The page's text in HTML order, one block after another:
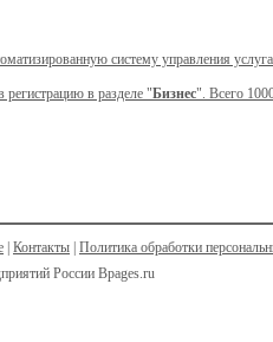
систему управления
регистрацию в разделе "Бизнес". Всего
Контакты Политика обработки
России Bpages.ru